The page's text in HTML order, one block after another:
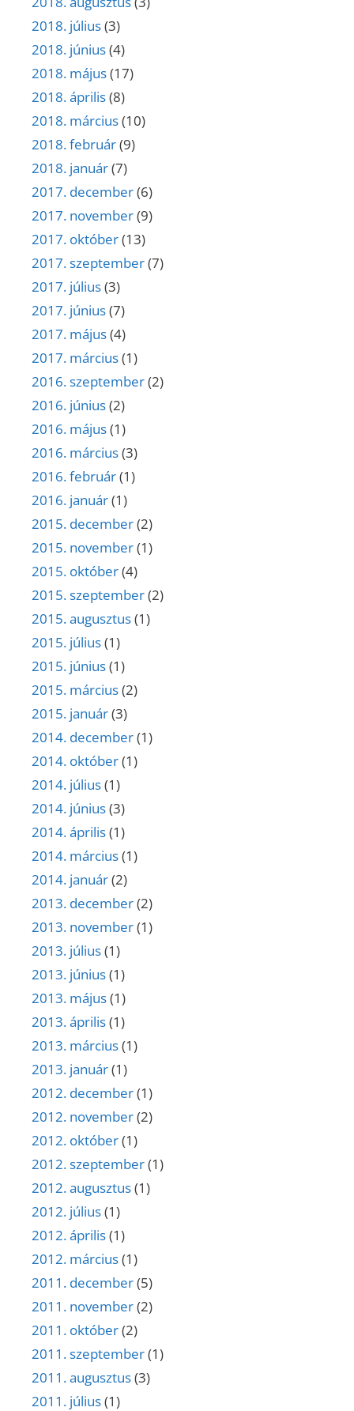
2018. július(3)
2018. június(4)
2018. május(17)
2018. április(8)
2018. március(10)
2018. február(9)
2018. január(7)
2017. december(6)
2017. november(9)
2017. október(13)
2017. szeptember(7)
2017. július(3)
2017. június(7)
2017. május(4)
2017. március(1)
2016. szeptember(2)
2016. június(2)
2016. május(1)
2016. március(3)
2016. február(1)
2016. január(1)
2015. december(2)
2015. november(1)
2015. október(4)
2015. szeptember(2)
2015. augusztus(1)
2015. július(1)
2015. június(1)
2015. március(2)
2015. január(3)
2014. december(1)
2014. október(1)
2014. július(1)
2014. június(3)
2014. április(1)
2014. március(1)
2014. január(2)
2013. december(2)
2013. november(1)
2013. július(1)
2013. június(1)
2013. május(1)
2013. április(1)
2013. március(1)
2013. január(1)
2012. december(1)
2012. november(2)
2012. október(1)
2012. szeptember(1)
2012. augusztus(1)
2012. július(1)
2012. április(1)
2012. március(1)
2011. december(5)
2011. november(2)
2011. október(2)
2011. szeptember(1)
2011. augusztus(3)
2011. július(1)